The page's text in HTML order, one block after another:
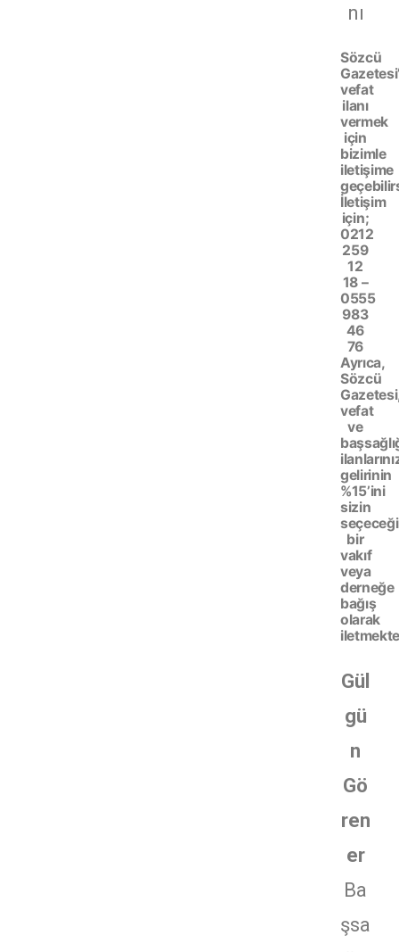
nı
Sözcü
vefat
ilanı
vermek
için
bizimle
iletişime
İletişim
için;
0212
259
12
18 –
0555
983
46
76
Ayrıca,
Sözcü
vefat
ve
gelirinin
%15’ini
sizin
bir
vakıf
veya
derneğe
bağış
olarak
Gül
gü
n
Gö
ren
er
Ba
şsa